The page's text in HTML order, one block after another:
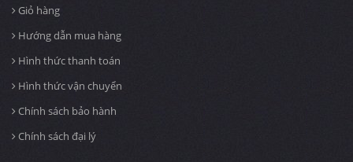
Giỏ hàng
Hướng dẫn mua hàng
Hình thức thanh toán
Hình thức vận chuyển
Chính sách bảo hành
Chính sách đại lý